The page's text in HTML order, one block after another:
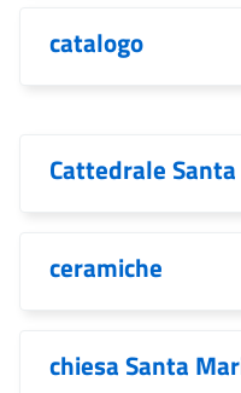
catalogo
Cattedrale
ceramiche
chiesa Santa